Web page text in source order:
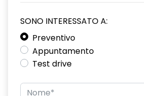
SONO INTERESSATO A:
Preventivo
Appuntamento
Test drive